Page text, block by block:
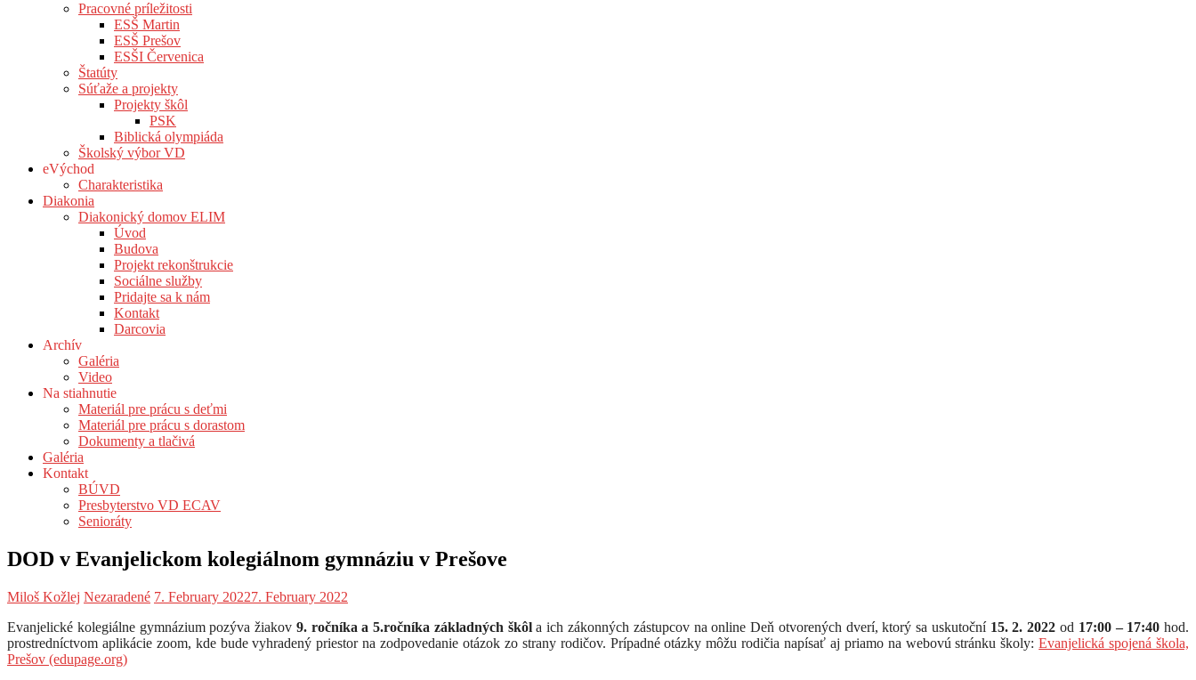
Pracovné príležitosti
ESŠ Martin
ESŠ Prešov
ESŠI Červenica
Štatúty
Súťaže a projekty
Projekty škôl
PSK
Biblická olympiáda
Školský výbor VD
eVýchod
Charakteristika
Diakonia
Diakonický domov ELIM
Úvod
Budova
Projekt rekonštrukcie
Sociálne služby
Pridajte sa k nám
Kontakt
Darcovia
Archív
Galéria
Video
Na stiahnutie
Materiál pre prácu s deťmi
Materiál pre prácu s dorastom
Dokumenty a tlačivá
Galéria
Kontakt
BÚVD
Presbyterstvo VD ECAV
Senioráty
DOD v Evanjelickom kolegiálnom gymnáziu v Prešove
Miloš Kožlej Nezaradené 7. February 20227. February 2022
Evanjelické kolegiálne gymnázium pozýva žiakov 9. ročníka a 5.ročníka základných škôla ich zákonných zástupcov na online Deň otvorených dverí, ktorý sa uskutoční 15. 2. 2022 od 17:00 – 17:40 hod.
prostredníctvom aplikácie zoom, kde bude vyhradený priestor na zodpovedanie otázok zo strany rodičov. Prípadné otázky môžu rodičia napísať aj priamo na webovú stránku školy:Evanjelická spojená škola,
Prešov (edupage.org)